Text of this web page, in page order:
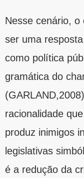
Nesse cenário, o
ser uma
como política
gramática do
racionalidade
produz inimigos
legislativas
é a redução da